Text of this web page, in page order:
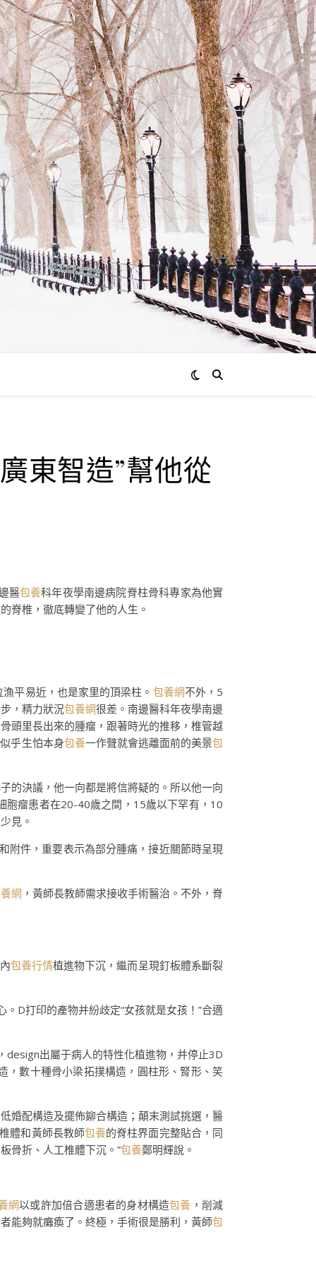
東智造”幫他從
醫包養科年夜學南邊病院脊柱骨科專家為他實
脊椎，徹底轉變了他的人生。
平易近，也是家里的頂梁柱。 包養網不外，5
，精力狀況包養網很差。南邊醫科年夜學南邊
頭里長出來的腫瘤，跟著時光的推移，椎管越
乎生怕本身包養一作聲就會逃離面前的美景包
的決議，他一向都是將信將疑的。所以他一向
胞瘤患者在20-40歲之間，15歲以下罕有，10
見。
附件，重要表示為部分腫痛，接近關節時呈現
網 ，黃師長教師需求接收手術醫治。不外，脊
包養行情植進物下沉，繼而呈現釘板體系斷裂
D打印的產物并紛歧定“女孩就是女孩！”合適
design出屬于病人的特性化植進物，并停止3D
，數十種骨小梁拓撲構造，圓柱形、腎形、笑
婚配構造及擺佈鉚合構造；顛末測試挑選，醫
體和黃師長教師包養的脊柱界面完整貼合，同
板骨折、人工椎體下沉。”包養鄭明輝說。
網以或許加倍合適患者的身材構造包養 ，削減
能夠就癱瘓了。終極，手術很是勝利，黃師包